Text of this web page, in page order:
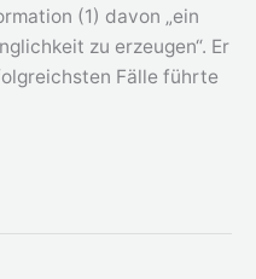
(1) davon „ein
zu erzeugen“. Er
Fälle führte